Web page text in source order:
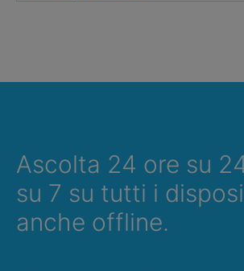
Ascolta 24 ore su
su 7 su tutti i
anche offline.